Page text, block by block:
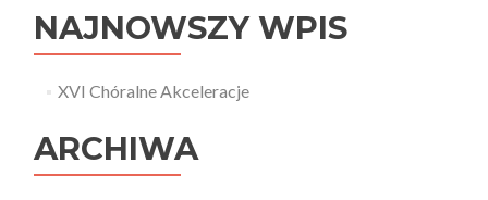
NAJNOWSZY WPIS
XVI Chóralne Akceleracje
ARCHIWA